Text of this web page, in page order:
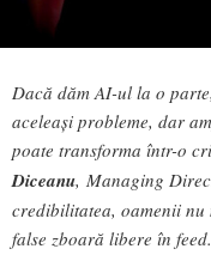
Dacă dăm AI-ul la o
aceleași probleme, dar
poate transforma într-o
Diceanu, Managing
credibilitatea, oamenii
false zboară libere în